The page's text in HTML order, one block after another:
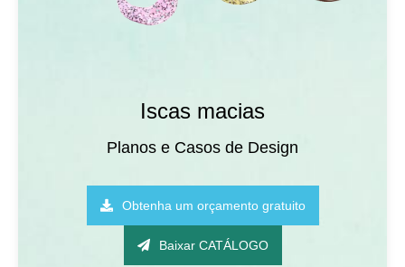
Iscas macias
Planos e Casos de Design
Obtenha um orçamento gratuito
Baixar CATÁLOGO